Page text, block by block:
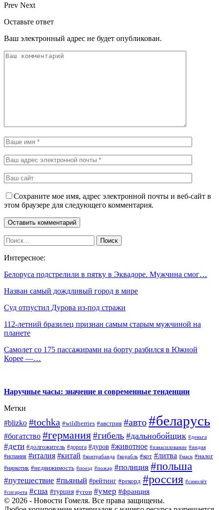
Prev Next
Оставьте ответ
Ваш электронный адрес не будет опубликован.
Сохраните мое имя, адрес электронной почты и веб-сайт в
этом браузере для следующего комментария.
Интересное:
Белоруса подстрелили в пятку в Эквадоре. Мужчина смог…
Назван самый дождливый город в мире
Суд отпустил Дурова из-под стражи
112-летний бразилец признан самым старым мужчиной на
планете
Самолет со 175 пассажирами на борту разбился в Южной
Корее —…
Наручные часы: значение и современные тенденции
Метки
#blizko #tochka #wildberries #австрия #авто#беларусь
#богатство #германия#гибель #дальнобойщик #деньга
#дети #долгожитель #дорога #дуров #животное #изнасилование #индия
#испания #италия #китай #контрабанда #корабль #кот #литва #маск #налог
#наркотик #недвижимость #поезд #пожар #полиция #польша
#путешествие #пьяный #рейтинг #рекорд #россия #самолёт
#сигарета #сша #турция #угон #умер #франция
© 2026 - Новости Гомеля. Все права защищены.